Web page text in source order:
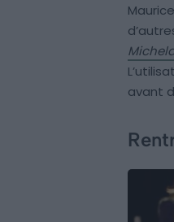
avant